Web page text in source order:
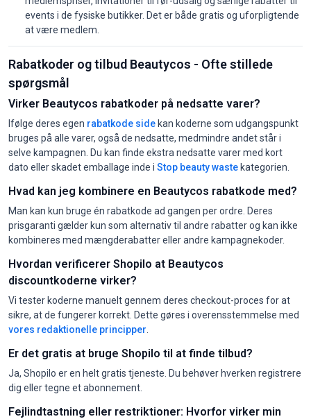
events i de fysiske butikker. Det er både gratis og uforpligtende
at være medlem.
Rabatkoder og tilbud Beautycos - Ofte stillede
spørgsmål
Virker Beautycos rabatkoder på nedsatte varer?
Ifølge deres egen rabatkode side kan koderne som udgangspunkt
bruges på alle varer, også de nedsatte, medmindre andet står i
selve kampagnen. Du kan finde ekstra nedsatte varer med kort
dato eller skadet emballage inde i Stop beauty waste kategorien.
Hvad kan jeg kombinere en Beautycos rabatkode med?
Man kan kun bruge én rabatkode ad gangen per ordre. Deres
prisgaranti gælder kun som alternativ til andre rabatter og kan ikke
kombineres med mængderabatter eller andre kampagnekoder.
Hvordan verificerer Shopilo at Beautycos
discountkoderne virker?
Vi tester koderne manuelt gennem deres checkout-proces for at
sikre, at de fungerer korrekt. Dette gøres i overensstemmelse med
vores redaktionelle principper
Er det gratis at bruge Shopilo til at finde tilbud?
Ja, Shopilo er en helt gratis tjeneste. Du behøver hverken registrere
dig eller tegne et abonnement.
Fejlindtastning eller restriktioner: Hvorfor virker min